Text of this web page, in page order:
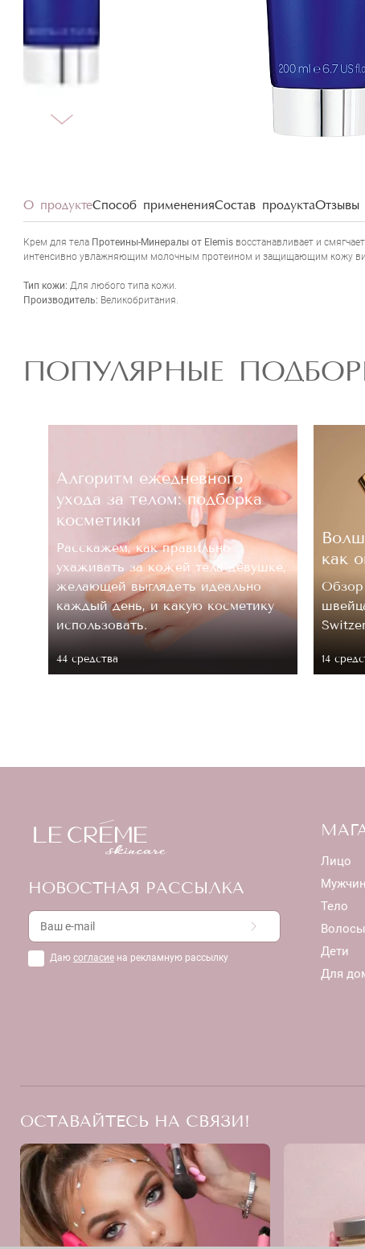
О продуктеСпособ примененияСостав продуктаОтзывы
Крем для тела Протеины-Минералы от Elemis восстанавливает и
интенсивно увлажняющим молочным протеином и защищающим кожу
Тип кожи: Для любого типа кожи.
Производитель: Великобритания.
ПОПУЛЯРНЫЕ
Алгоритм ежедневного
ухода за телом: подборка
косметики
Расскажем, как правильно
ухаживать за кожей тела девушке,
желающей выглядеть идеально
каждый день, и какую косметику
использовать.
44 средствa
как
Обзор
14
НОВОСТНАЯ РАССЫЛКА
Даю согласие на рекламную рассылку
Лицо
Тело
Волосы
Дети
Для
ОСТАВАЙТЕСЬ НА СВЯЗИ!